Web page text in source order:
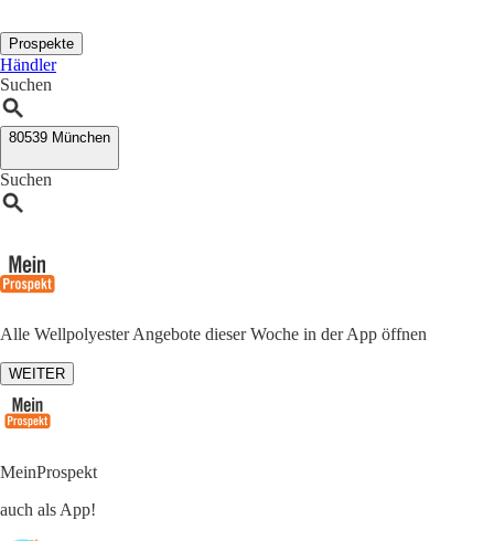
Prospekte
Händler
Suchen
80539 München
Suchen
Alle Wellpolyester Angebote dieser Woche in der App öffnen
WEITER
MeinProspekt
auch als App!